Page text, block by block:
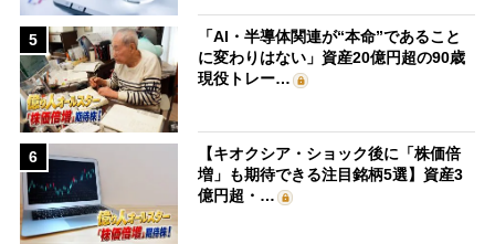
5
「AI・半導体関連が“本命”であること
に変わりはない」資産20億円超の90歳
現役トレー…
6
【キオクシア・ショック後に「株価倍
増」も期待できる注目銘柄5選】資産3
億円超・…